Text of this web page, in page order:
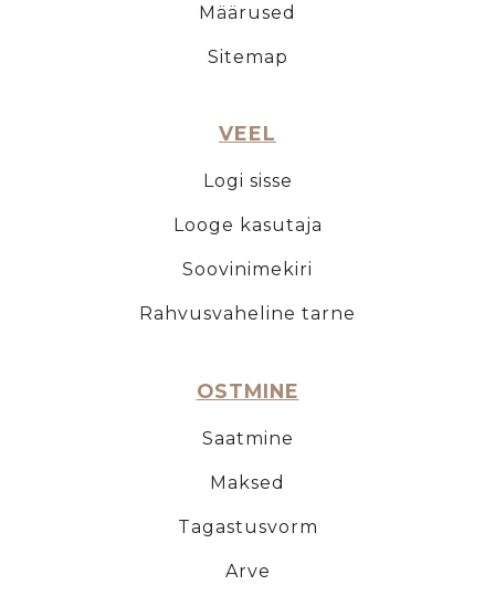
Määrused
Sitemap
VEEL
Logi sisse
Looge kasutaja
Soovinimekiri
Rahvusvaheline tarne
OSTMINE
Saatmine
Maksed
Tagastusvorm
Arve